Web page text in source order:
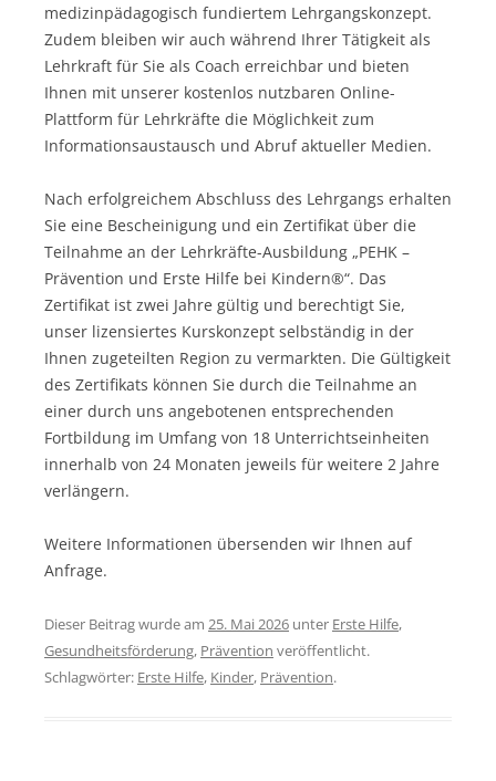
medizinpädagogisch fundiertem Lehrgangskonzept.
Zudem bleiben wir auch während Ihrer Tätigkeit als
Lehrkraft für Sie als Coach erreichbar und bieten
Ihnen mit unserer kostenlos nutzbaren Online-
Plattform für Lehrkräfte die Möglichkeit zum
Informationsaustausch und Abruf aktueller Medien.
Nach erfolgreichem Abschluss des Lehrgangs erhalten
Sie eine Bescheinigung und ein Zertifikat über die
Teilnahme an der Lehrkräfte-Ausbildung „PEHK –
Prävention und Erste Hilfe bei Kindern®“. Das
Zertifikat ist zwei Jahre gültig und berechtigt Sie,
unser lizensiertes Kurskonzept selbständig in der
Ihnen zugeteilten Region zu vermarkten. Die Gültigkeit
des Zertifikats können Sie durch die Teilnahme an
einer durch uns angebotenen entsprechenden
Fortbildung im Umfang von 18 Unterrichtseinheiten
innerhalb von 24 Monaten jeweils für weitere 2 Jahre
verlängern.
Weitere Informationen übersenden wir Ihnen auf
Anfrage.
Dieser Beitrag wurde am 25. Mai 2026 unter Erste Hilfe,
Gesundheitsförderung, Prävention veröffentlicht.
Schlagwörter: Erste Hilfe, Kinder, Prävention.